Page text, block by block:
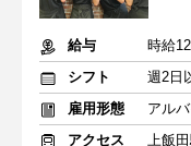
給与
時給
シフト
週2日
雇用形態
アル
アクセス
上飯